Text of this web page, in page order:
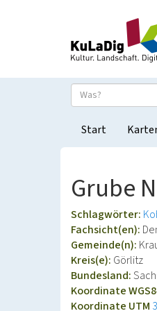
Start
Grube
Schlagwörter:
Fachsicht(en):
Gemeinde(n):
Kreis(e): Görlitz
Bundesland:
Koordinate
Koordinate UTM